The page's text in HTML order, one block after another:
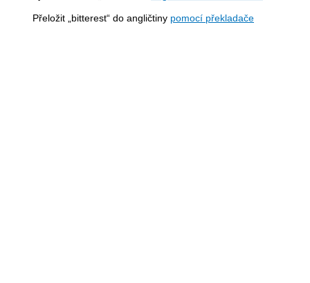
Přeložit „bitterest“ do angličtiny pomocí překladače